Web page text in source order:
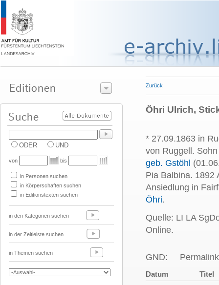
ODER UND
von bis
in Personen suchen
in Körperschaften suchen
in Editionstexten suchen
in den Kategorien suchen
in der Zeitleiste suchen
in Themen suchen
Zurück
Öhri Ulrich,
* 27.09.1863 in
von Ruggell.
geb. Gstöhl
Pia Balbina. 1892
Ansiedlung in
Öhri.
Quelle: LI LA
Online.
GND:
Datum Titel